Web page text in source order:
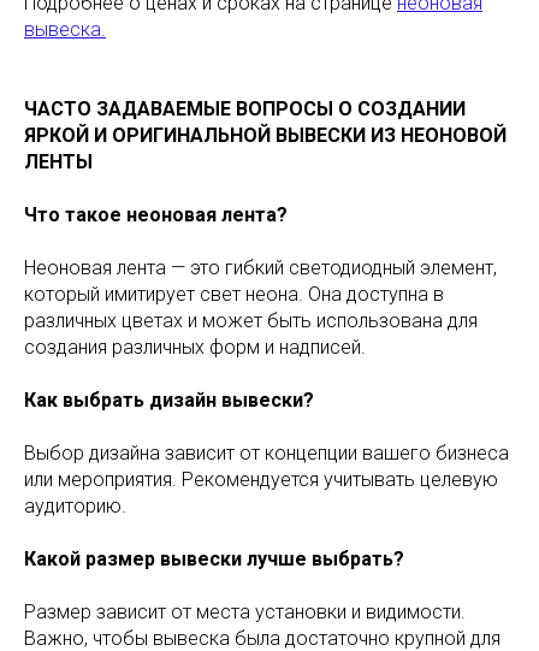
вывеска.
ЧАСТО ЗАДАВАЕМЫЕ ВОПРОСЫ О СОЗДАНИИ
ЯРКОЙ И ОРИГИНАЛЬНОЙ ВЫВЕСКИ ИЗ НЕОНОВОЙ
ЛЕНТЫ
Что такое неоновая лента?
Неоновая лента — это гибкий светодиодный элемент,
который имитирует свет неона. Она доступна в
различных цветах и может быть использована для
создания различных форм и надписей.
Как выбрать дизайн вывески?
Выбор дизайна зависит от концепции вашего бизнеса
или мероприятия. Рекомендуется учитывать целевую
аудиторию.
Какой размер вывески лучше выбрать?
Размер зависит от места установки и видимости.
Важно, чтобы вывеска была достаточно крупной для